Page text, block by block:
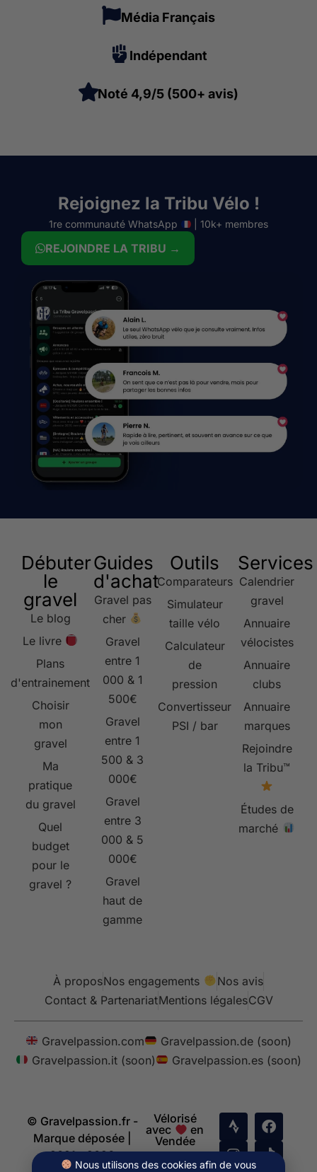
Média Français
Indépendant
Noté 4,9/5 (500+ avis)
Rejoignez la Tribu Vélo !
1re communauté WhatsApp | 10k+ membres
REJOINDRE LA TRIBU →
Débuter
le
gravel
Le blog
Le livre
Plans
d'entrainement
Choisir
mon
gravel
Ma
pratique
du gravel
Quel
budget
pour le
gravel ?
Guides
d'achat
Gravel pas
cher
Gravel
entre 1
000 & 1
500€
Gravel
entre 1
500 & 3
000€
Gravel
entre 3
000 & 5
000€
Gravel
haut de
gamme
Outils
Comparateurs
Simulateur
taille vélo
Calculateur
de
pression
Convertisseur
PSI / bar
Services
Calendrier
gravel
Annuaire
vélocistes
Annuaire
clubs
Annuaire
marques
Rejoindre
la Tribu™
Études de
marché
À proposNos engagements
Nos avis
Contact & PartenariatMentions légalesCGV
Gravelpassion.com
Gravelpassion.de (soon)
Gravelpassion.it (soon)
Gravelpassion.es (soon)
© Gravelpassion.fr -
Marque déposée |
2021 - 2026
Vélorisé
avec
en
Vendée
Nous utilisons des cookies afin de vous